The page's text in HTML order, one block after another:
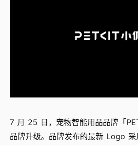
7 月 25 日，宠物智能用品品牌「
品牌升级。品牌发布的最新 Logo